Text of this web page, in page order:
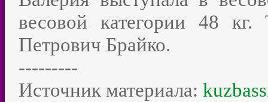
весовой категории 48 кг.
Петрович Брайко.
---------
Источник материала: